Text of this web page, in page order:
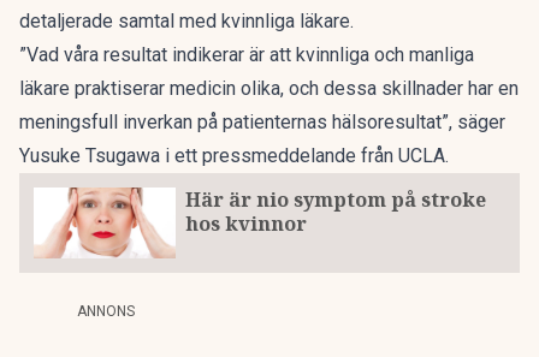
detaljerade samtal med kvinnliga läkare.
”Vad våra resultat indikerar är att kvinnliga och manliga
läkare praktiserar medicin olika, och dessa skillnader har en
meningsfull inverkan på patienternas hälsoresultat”, säger
Yusuke Tsugawa i ett pressmeddelande från UCLA.
Här är nio symptom på stroke
hos kvinnor
ANNONS